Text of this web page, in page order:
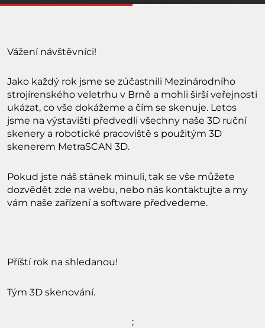
Vážení návštěvníci!
Jako každý rok jsme se zúčastnili Mezinárodního
strojírenského veletrhu v Brně a mohli širší veřejnosti
ukázat, co vše dokážeme a čím se skenuje. Letos
jsme na výstavišti předvedli všechny naše 3D ruční
skenery a robotické pracoviště s použitým 3D
skenerem MetraSCAN 3D.
Pokud jste náš stánek minuli, tak se vše můžete
dozvědět zde na webu, nebo nás kontaktujte a my
vám naše zařízení a software předvedeme.
Příští rok na shledanou!
Tým 3D skenování.
;